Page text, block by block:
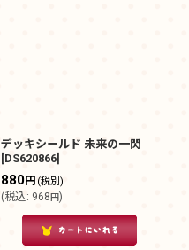
デッキシールド 未来の一閃
[DS620866]
880円 (税別)
(税込: 968円)